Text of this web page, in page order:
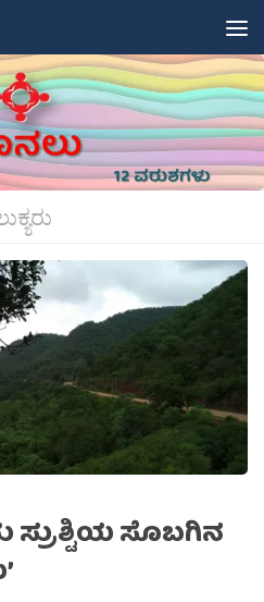
ಸ್ರುಶ್ಟಿಯ ಸೊಬಗಿನ